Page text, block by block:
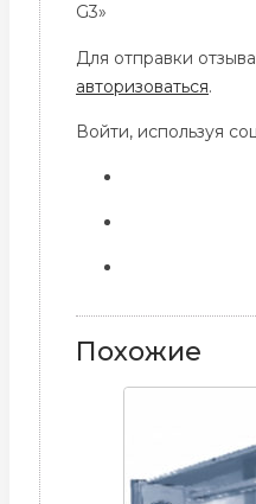
G3»
Для отправки
авторизоваться.
Войти, используя
Похожие